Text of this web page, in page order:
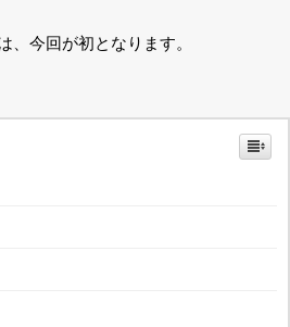
、今回が初となります。